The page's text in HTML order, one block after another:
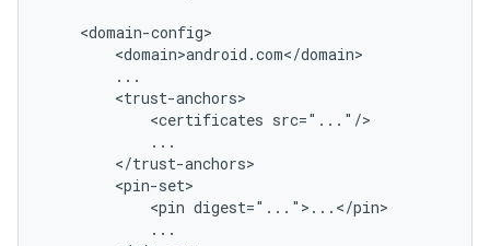
<certificates
<pin